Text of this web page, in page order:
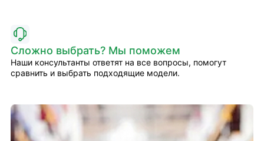
Сложно выбрать? Мы поможем
Наши консультанты ответят на все вопросы, помогут
сравнить и выбрать подходящие модели.